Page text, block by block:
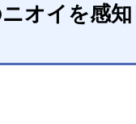
オイを感